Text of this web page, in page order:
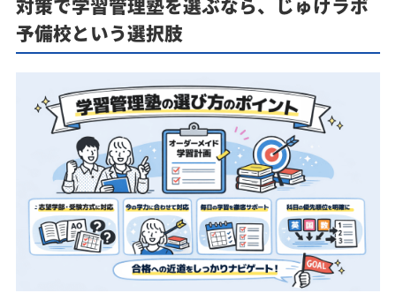
対策で学習管理塾を選ぶなら、じゅけラボ
予備校という選択肢